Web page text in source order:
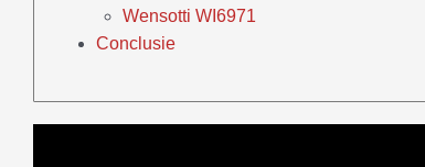
Wensotti WI6971
Conclusie